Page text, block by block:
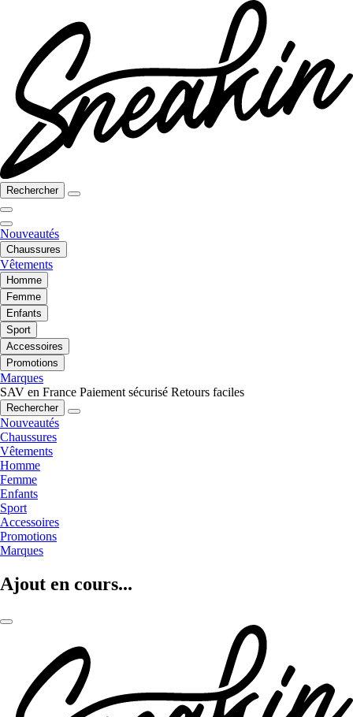
Rechercher
Nouveautés
Chaussures
Vêtements
Homme
Femme
Enfants
Sport
Accessoires
Promotions
Marques
SAV en France Paiement sécurisé Retours faciles
Rechercher
Nouveautés
Chaussures
Vêtements
Homme
Femme
Enfants
Sport
Accessoires
Promotions
Marques
Ajout en cours...